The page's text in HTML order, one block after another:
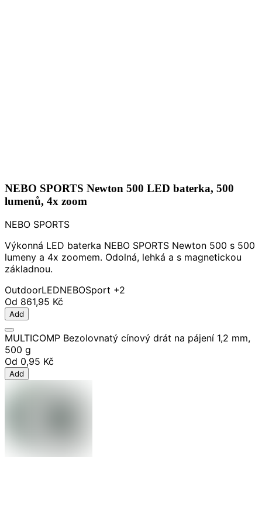
NEBO SPORTS Newton 500 LED baterka, 500
lumenů, 4x zoom
NEBO SPORTS
Výkonná LED baterka NEBO SPORTS Newton 500 s 500
lumeny a 4x zoomem. Odolná, lehká a s magnetickou
základnou.
OutdoorLEDNEBOSport +2
Od 861,95 Kč
Add
MULTICOMP Bezolovnatý cínový drát na pájení 1,2 mm,
500 g
Od 0,95 Kč
Add